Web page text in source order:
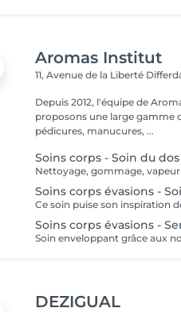
Aromas Institut
11, Avenue de la Liberté
Depuis 2012, l'équipe de
proposons une large gamme
pédicures, manucures, ...
Soins corps - Soin du
Soins corps évasions -
Soins corps évasions -
DEZIGUAL